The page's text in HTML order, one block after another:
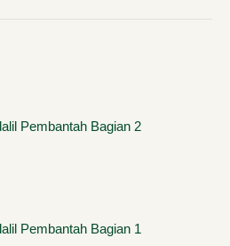
Pembantah Bagian 2
Pembantah Bagian 1